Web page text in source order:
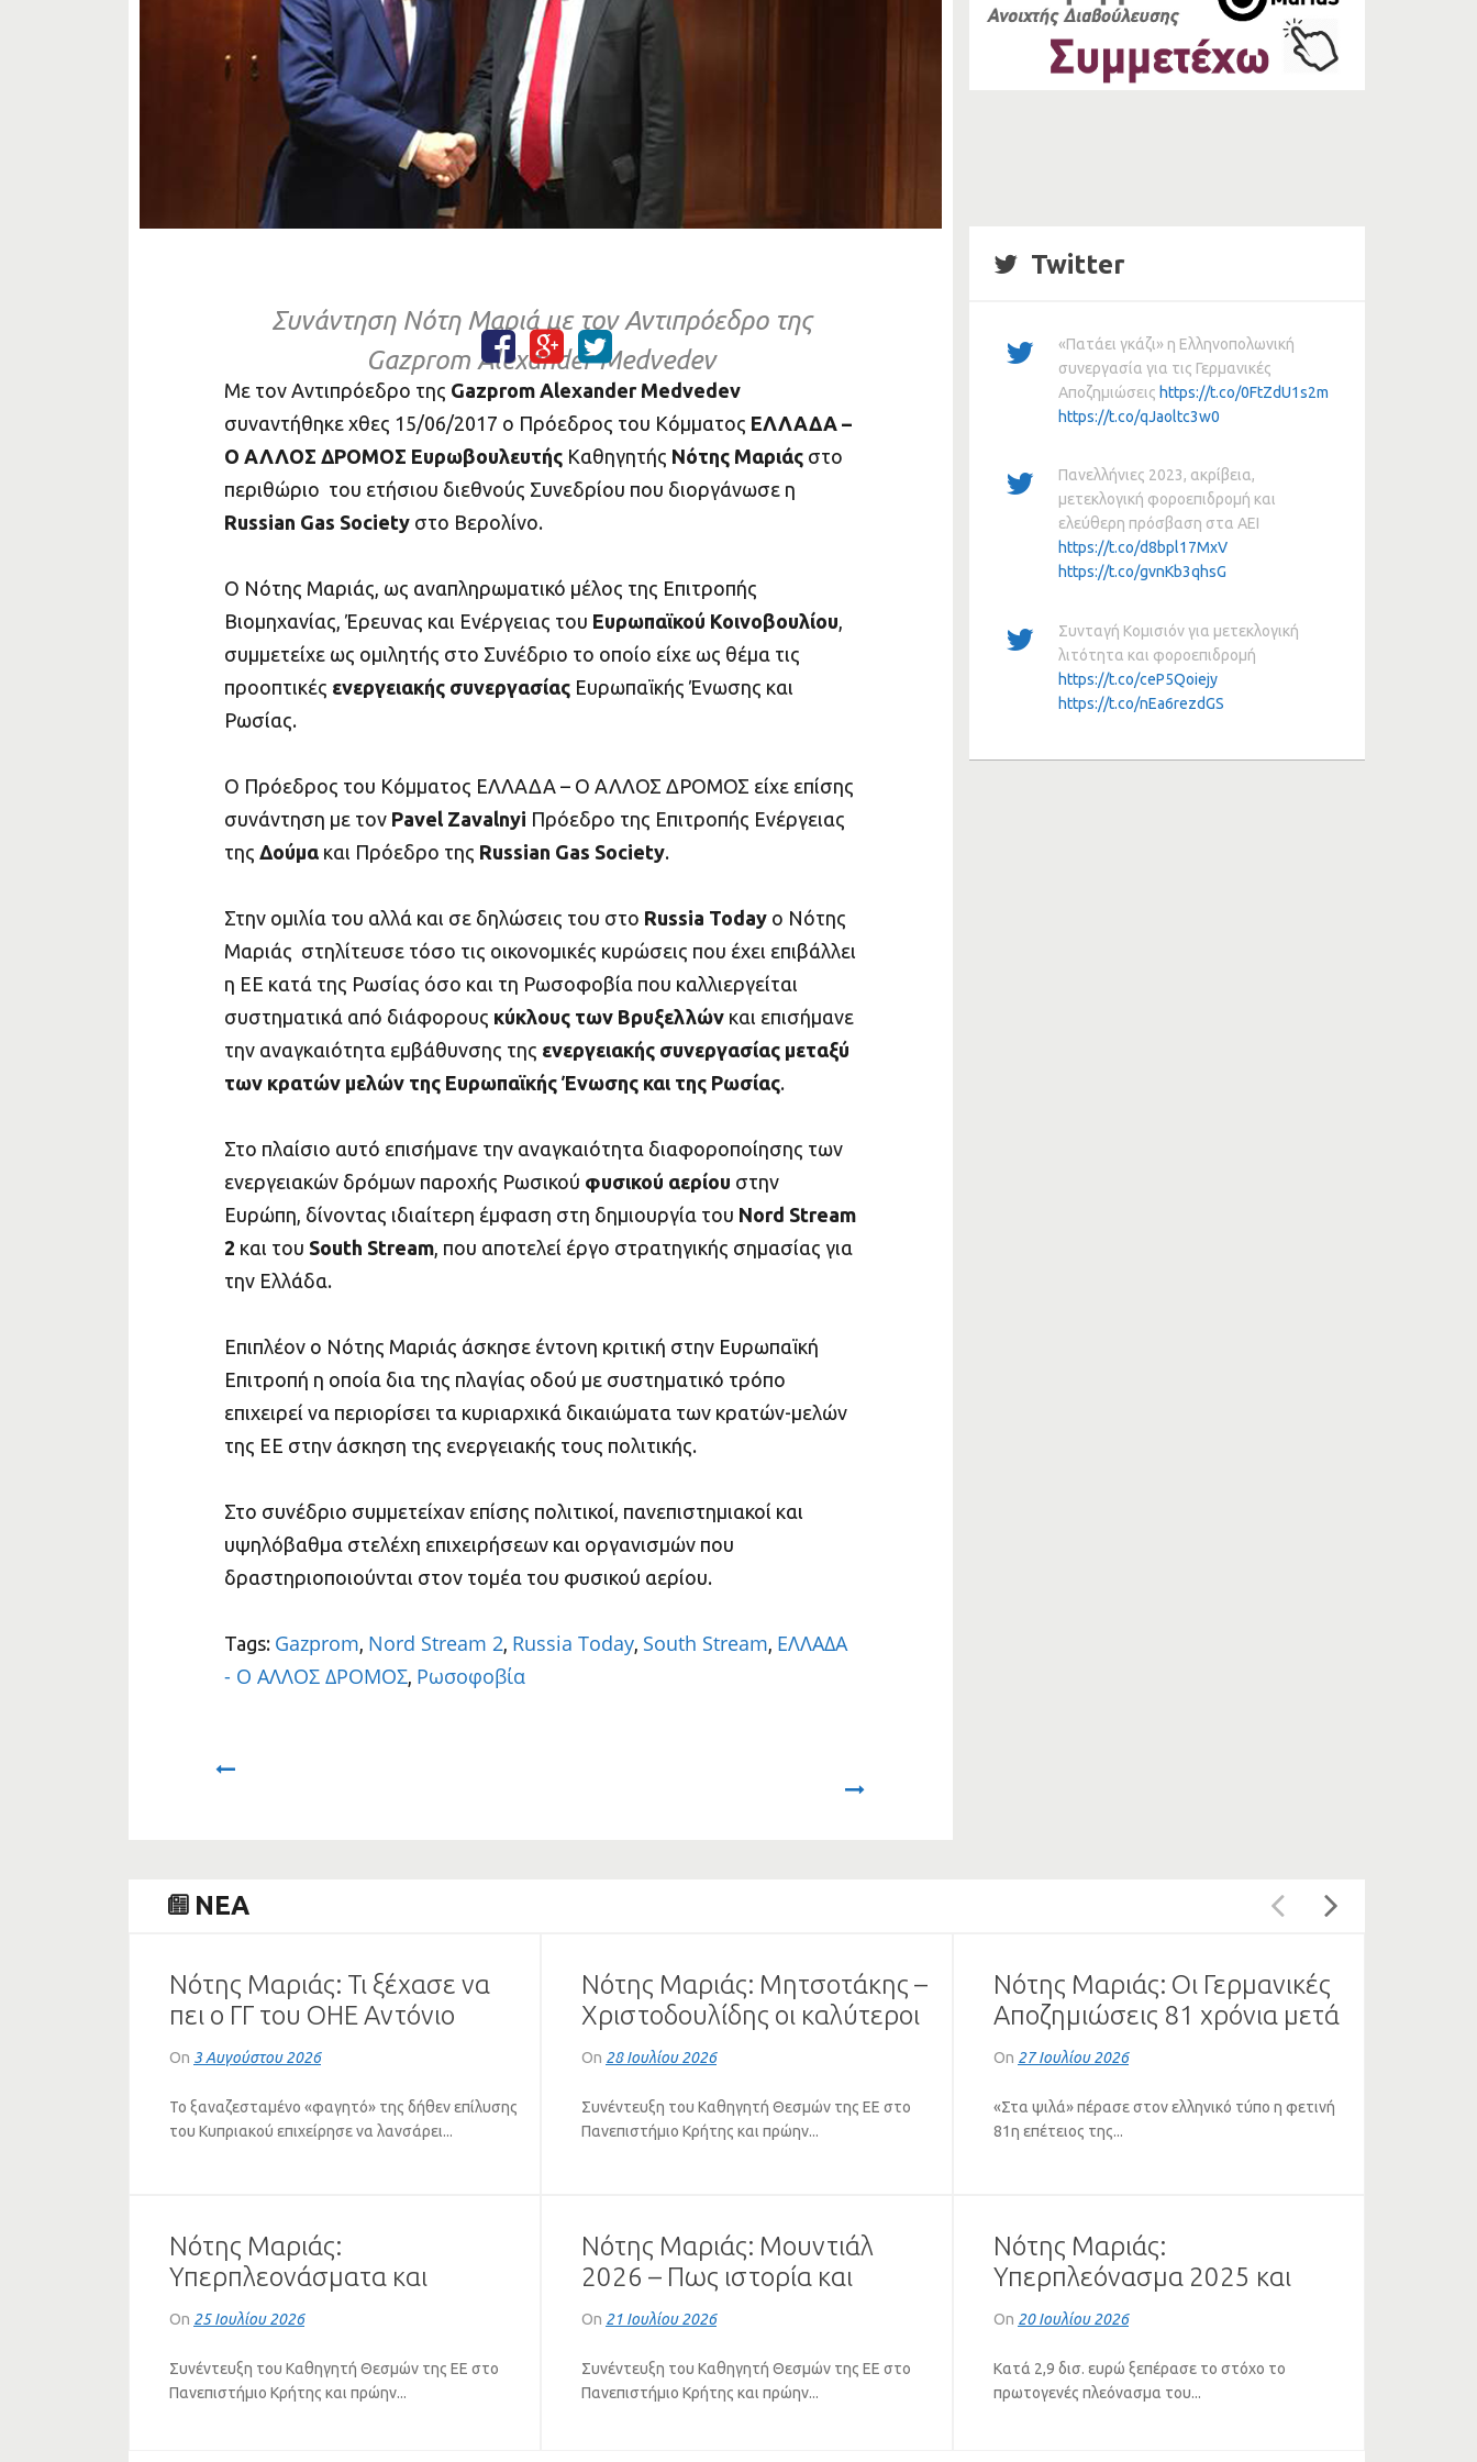
ΔΡΟΜΟ
Συνάντηση Νότη Μαριά με τον Αντιπρόεδρο της
Gazprom Alexander Medvedev
Με τον Αντιπρόεδρο της Gazprom Alexander Medvedev
συναντήθηκε χθες 15/06/2017 ο Πρόεδρος του Κόμματος ΕΛΛΑΔΑ –
Ο ΑΛΛΟΣ ΔΡΟΜΟΣ Ευρωβουλευτής Καθηγητής Νότης Μαριάς στο
περιθώριο του ετήσιου διεθνούς Συνεδρίου που διοργάνωσε η
Russian Gas Society στο Βερολίνο.
Ο Νότης Μαριάς, ως αναπληρωματικό μέλος της Επιτροπής
Βιομηχανίας, Έρευνας και Ενέργειας του Ευρωπαϊκού Κοινοβουλίου
συμμετείχε ως ομιλητής στο Συνέδριο το οποίο είχε ως θέμα τις
προοπτικές ενεργειακής συνεργασίας Ευρωπαϊκής Ένωσης και
Ρωσίας.
Ο Πρόεδρος του Κόμματος ΕΛΛΑΔΑ – Ο ΑΛΛΟΣ ΔΡΟΜΟΣ είχε επίσης
συνάντηση με τον Pavel Zavalnyi Πρόεδρο της Επιτροπής Ενέργειας
της Δούμα και Πρόεδρο της Russian Gas Society.
Στην ομιλία του αλλά και σε δηλώσεις του στο Russia Today ο Νότης
Μαριάς στηλίτευσε τόσο τις οικονομικές κυρώσεις που έχει επιβάλλει
η ΕΕ κατά της Ρωσίας όσο και τη Ρωσοφοβία που καλλιεργείται
συστηματικά από διάφορους κύκλους των Βρυξελλών και επισήμανε
την αναγκαιότητα εμβάθυνσης της ενεργειακής συνεργασίας μεταξύ
των κρατών μελών της Ευρωπαϊκής Ένωσης και της Ρωσίας.
Στο πλαίσιο αυτό επισήμανε την αναγκαιότητα διαφοροποίησης των
ενεργειακών δρόμων παροχής Ρωσικού φυσικού αερίου στην
Ευρώπη, δίνοντας ιδιαίτερη έμφαση στη δημιουργία του Nord Stream
2 και του South Stream , που αποτελεί έργο στρατηγικής σημασίας για
την Ελλάδα.
Επιπλέον ο Νότης Μαριάς άσκησε έντονη κριτική στην Ευρωπαϊκή
Επιτροπή η οποία δια της πλαγίας οδού με συστηματικό τρόπο
επιχειρεί να περιορίσει τα κυριαρχικά δικαιώματα των κρατών-μελών
της ΕΕ στην άσκηση της ενεργειακής τους πολιτικής.
Στο συνέδριο συμμετείχαν επίσης πολιτικοί, πανεπιστημιακοί και
υψηλόβαθμα στελέχη επιχειρήσεων και οργανισμών που
δραστηριοποιούνται στον τομέα του φυσικού αερίου.
Tags: Gazprom Nord Stream 2 Russia Today South Stream ΕΛΛΑΔΑ
- Ο ΑΛΛΟΣ ΔΡΟΜΟΣ Ρωσοφοβία
Twitter
«Πατάει γκάζι» η Ελληνοπολωνική
συνεργασία για τις Γερμανικές
Αποζημιώσεις https://t.co/0FtZdU1s2m
https://t.co/qJaoltc3w0
Πανελλήνιες 2023, ακρίβεια,
μετεκλογική φοροεπιδρομή και
ελεύθερη πρόσβαση στα ΑΕΙ
https://t.co/d8bpl17MxV
https://t.co/gvnKb3qhsG
Συνταγή Κομισιόν για μετεκλογική
λιτότητα και φοροεπιδρομή
https://t.co/ceP5Qoiejy
https://t.co/nEa6rezdGS
ANEA
Νότης Μαριάς: Τι ξέχασε να
πει ο ΓΓ του ΟΗΕ Αντόνιο
Γκουτέρες για το Κυπριακό
On 3 Αυγούστου 2026
Το ξαναζεσταμένο «φαγητό» της δήθεν επίλυσης
του Κυπριακού επιχείρησε να λανσάρει...
Νότης Μαριάς: Μητσοτάκης –
Χριστοδουλίδης οι καλύτεροι
πελάτες του Ερντογάν
On 28 Ιουλίου 2026
Συνέντευξη του Καθηγητή Θεσμών της ΕΕ στο
Πανεπιστήμιο Κρήτης και πρώην...
Νότης Μαριάς: Οι Γερμανικές
Αποζημιώσεις 81 χρόνια μετά
τη Διάσκεψη του Πότσνταμ
On 27 Ιουλίου 2026
«Στα ψιλά» πέρασε στον ελληνικό τύπο η φετινή
81η επέτειος της...
Νότης Μαριάς:
Υπερπλεονάσματα και
Πλειστηριασμοί – Η Τεράστια
Οικονομίας (ΗΧΗΤΙΚΟ)
On 25 Ιουλίου 2026
Συνέντευξη του Καθηγητή Θεσμών της ΕΕ στο
Πανεπιστήμιο Κρήτης και πρώην...
Νότης Μαριάς: Μουντιάλ
2026 – Πως ιστορία και
πολιτική «έπαιξαν μπάλα»
On 21 Ιουλίου 2026
Συνέντευξη του Καθηγητή Θεσμών της ΕΕ στο
Πανεπιστήμιο Κρήτης και πρώην...
Νότης Μαριάς:
Υπερπλεόνασμα 2025 και
κόκκινα στεγαστικά δάνεια
On 20 Ιουλίου 2026
Κατά 2,9 δισ. ευρώ ξεπέρασε το στόχο το
πρωτογενές πλεόνασμα του...